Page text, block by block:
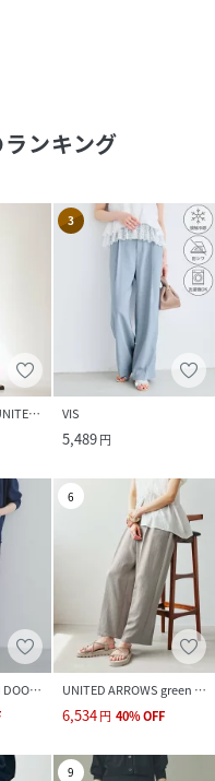
ランキング
BEAUTY&YOUTH UNITED ARROWS
3
VIS
5,489円
URBAN RESEARCH DOORS
6
UNITED ARROWS green label relaxing
6,534円 40%OFF
9